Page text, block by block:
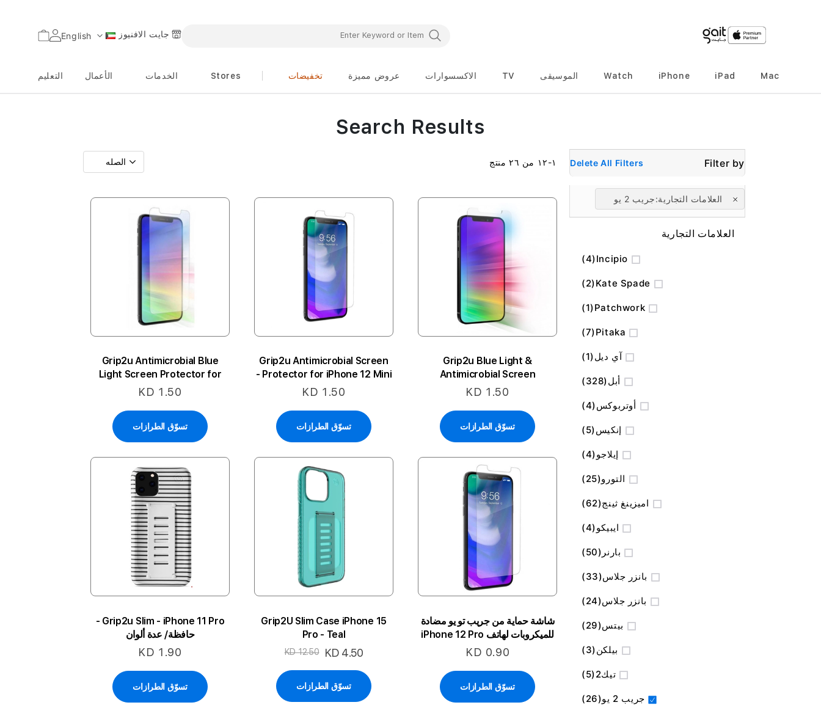
اللغة English جايت الافنيوز السلة
Mac
iPad
iPhone
Watch الموسيقى TV الاكسسوارات عروض مميزة تخفيضات Stores الخدمات الأعمال التعليم
١-١٢ من ٢٦ منتج
Grip2u Blue Light &
Antimicrobial Screen
Protector For IPhone 12 Pro
KD 1.50
تسوّق الطرازات
Grip2u Antimicrobial Screen
Protector for iPhone 12 Mini -
شفافة
KD 1.50
تسوّق الطرازات
Grip2u Antimicrobial Blue
Light Screen Protector for
iPhone 12 Mini - شفاف
KD 1.50
تسوّق الطرازات
شاشة حماية من جريب تو يو مضادة
للميكروبات لهاتف iPhone 12 Pro
Max
KD 0.90
تسوّق الطرازات
Grip2U Slim Case iPhone 15
Pro - Teal
السعر
KD 4.50
KD 12.50
تسوّق الطرازات
Grip2u Slim - iPhone 11 Pro -
حافظة/ عدة ألوان
KD 1.90
تسوّق الطرازات
Search Results
العلامات التجارية جريب 2 يو
Delete All Filters
العلامات التجارية
Incipio
4
المنتج
Kate Spade
2
المنتج
Patchwork
1
منتج
Pitaka
7
المنتج
آي ديل 1
منتج
أبل 328
المنتج
أوتربوكس 4
المنتج
إنكيس 5
المنتج
إيلاجو 4
المنتج
التورو 25
المنتج
اميزينغ ثينج 62
المنتج
ايبيكو 4
المنتج
بارنر 50
المنتج
بانزر جلاس 33
المنتج
بانزر جلاس 24
المنتج
بيتس 29
المنتج
بيلكن 3
المنتج
تيك2 5
المنتج
جريب 2 يو 26
المنتج